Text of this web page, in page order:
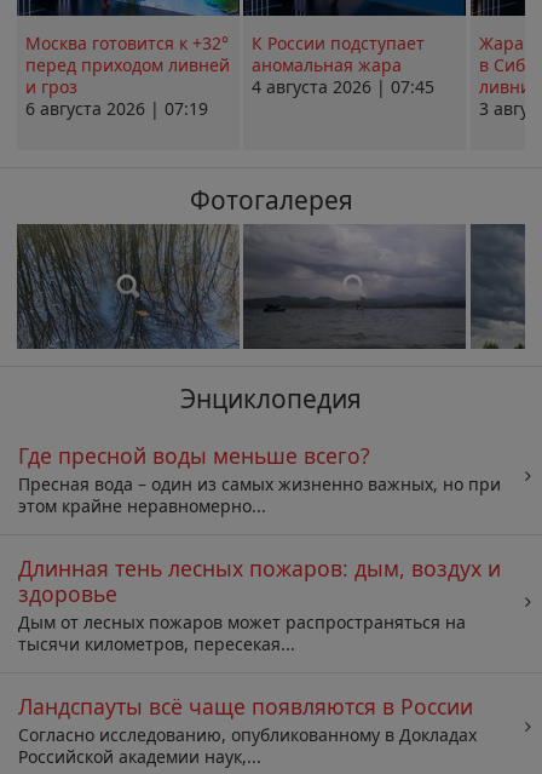
Москва готовится к +32°
перед приходом ливней
и гроз
6 августа 2026 | 07:19
К России подступает
аномальная жара
4 августа 2026 | 07:45
Жара в
в
ливни
3
Фотогалерея
Энциклопедия
Где пресной воды меньше всего?
Пресная вода – один из самых жизненно важных, но при
этом крайне неравномерно...
Длинная тень лесных пожаров: дым, воздух и
здоровье
Дым от лесных пожаров может распространяться на
тысячи километров, пересекая...
Ландспауты всё чаще появляются в России
Согласно исследованию, опубликованному в Докладах
Российской академии наук,...